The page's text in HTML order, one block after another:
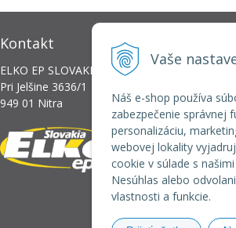
Vaše
Náš e-shop používa
zabezpečenie správnej
personalizáciu,
webovej lokality
cookie v súlade s
Nesúhlas alebo
vlastnosti a funkcie.
Kontakt
ELKO EP SLOVAKIA, s.r.o.
Pri Jelšine 3636/1
949 01 Nitra